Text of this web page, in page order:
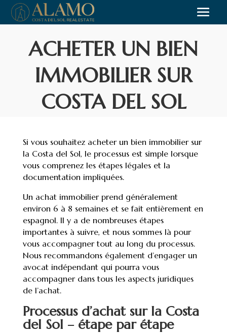
ACHETER UN BIEN
IMMOBILIER SUR
COSTA DEL SOL
Si vous souhaitez acheter un bien immobilier sur
la Costa del Sol, le processus est simple lorsque
vous comprenez les étapes légales et la
documentation impliquées.
Un achat immobilier prend généralement
environ 6 à 8 semaines et se fait entièrement en
espagnol. Il y a de nombreuses étapes
importantes à suivre, et nous sommes là pour
vous accompagner tout au long du processus.
Nous recommandons également d’engager un
avocat indépendant qui pourra vous
accompagner dans tous les aspects juridiques
de l’achat.
Processus d’achat sur la Costa
del Sol – étape par étape